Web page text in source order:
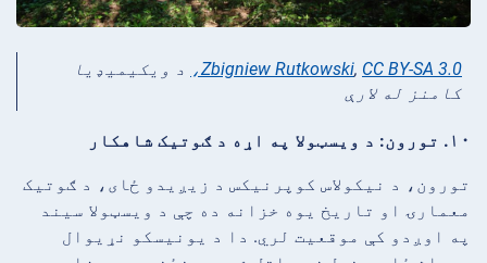
Zbigniew Rutkowski, CC BY-SA 3.0،
د ویکیمیډیا
کامنز له لارې
۱۰. تورون: د ویسټولا په اړه د ګوتیک شاهکار
تورون، د نیکولاس کوپرنیکس د زیږیدو ځای، د ګوتیک
معمارۍ او تاریخ یوه خزانه ده چې د ویسټولا سیند
په اوږدو کې موقعیت لري. دا د یونیسکو نړیوال